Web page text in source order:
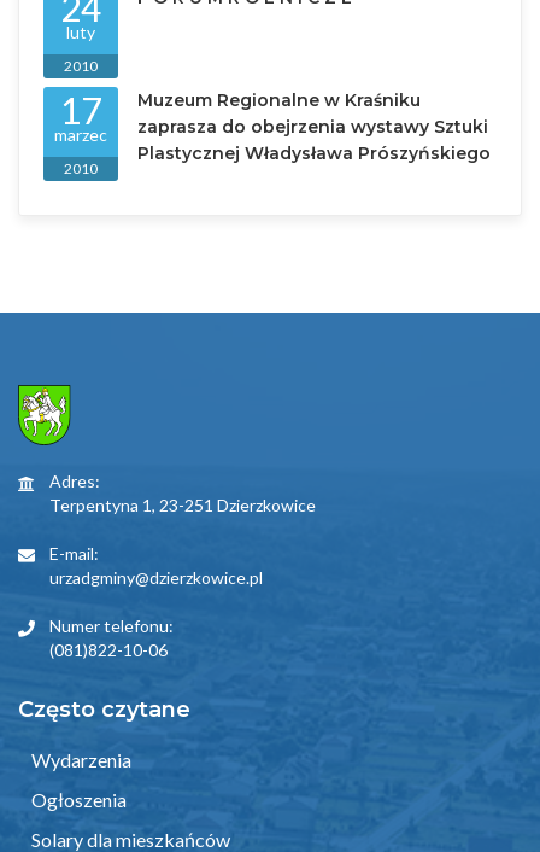
luty
2010
17
marzec
2010
Muzeum Regionalne w Kraśniku
zaprasza do obejrzenia wystawy Sztuki
Plastycznej Władysława Prószyńskiego
Adres:
Terpentyna 1, 23-251 Dzierzkowice
E-mail:
urzadgminy@dzierzkowice.pl
Numer telefonu:
(081)822-10-06
Często czytane
Wydarzenia
Ogłoszenia
Solary dla mieszkańców